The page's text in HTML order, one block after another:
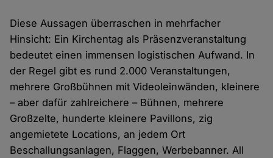
Diese Aussagen überraschen in mehrfacher
Hinsicht: Ein Kirchentag als Präsenzveranstaltung
bedeutet einen immensen logistischen Aufwand. In
der Regel gibt es rund 2.000 Veranstaltungen,
mehrere Großbühnen mit Videoleinwänden, kleinere
– aber dafür zahlreichere – Bühnen, mehrere
Großzelte, hunderte kleinere Pavillons, zig
angemietete Locations, an jedem Ort
Beschallungsanlagen, Flaggen, Werbebanner. All